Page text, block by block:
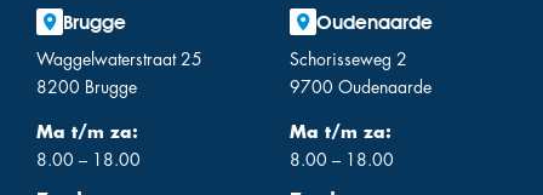
Brugge
Waggelwaterstraat 25
8200 Brugge
Ma t/m za:
8.00 – 18.00
Oudenaarde
Schorisseweg 2
9700 Oudenaarde
Ma t/m za:
8.00 – 18.00